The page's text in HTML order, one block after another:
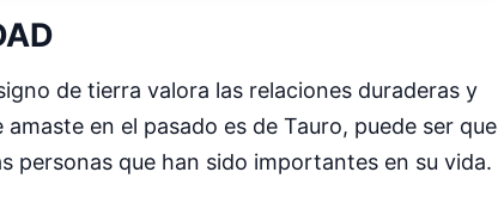
de tierra valora las relaciones duraderas y
en el pasado es de Tauro, puede ser que
personas que han sido importantes en su vida.